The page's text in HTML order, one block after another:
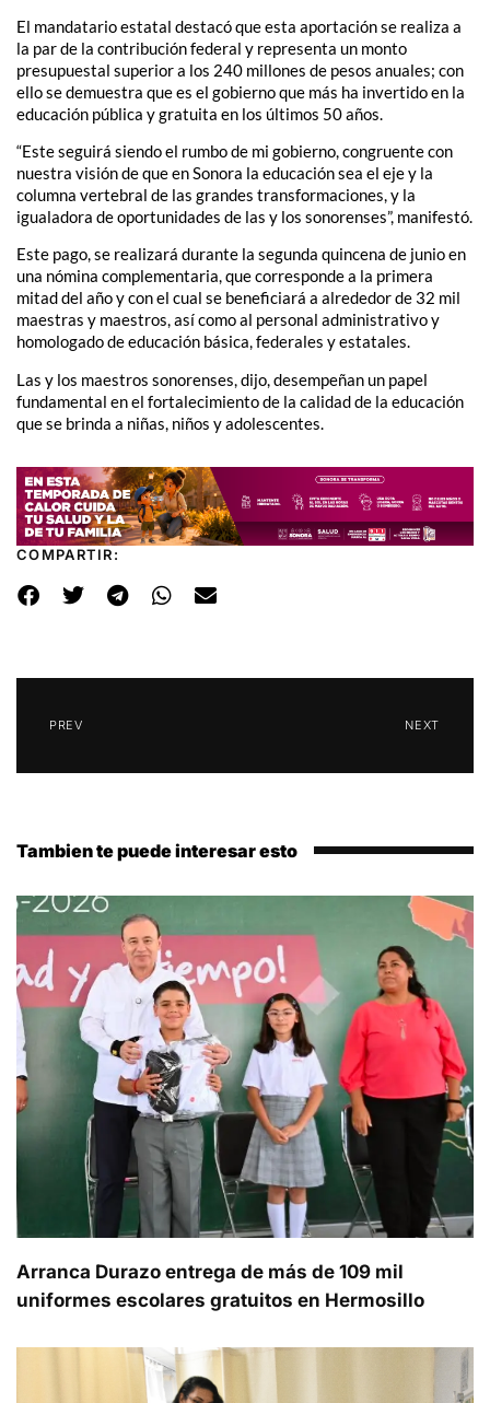
El mandatario estatal destacó que esta aportación se realiza a
la par de la contribución federal y representa un monto
presupuestal superior a los 240 millones de pesos anuales; con
ello se demuestra que es el gobierno que más ha invertido en la
educación pública y gratuita en los últimos 50 años.
“Este seguirá siendo el rumbo de mi gobierno, congruente con
nuestra visión de que en Sonora la educación sea el eje y la
columna vertebral de las grandes transformaciones, y la
igualadora de oportunidades de las y los sonorenses”, manifestó.
Este pago, se realizará durante la segunda quincena de junio en
una nómina complementaria, que corresponde a la primera
mitad del año y con el cual se beneficiará a alrededor de 32 mil
maestras y maestros, así como al personal administrativo y
homologado de educación básica, federales y estatales.
Las y los maestros sonorenses, dijo, desempeñan un papel
fundamental en el fortalecimiento de la calidad de la educación
que se brinda a niñas, niños y adolescentes.
COMPARTIR:
PREV NEXT
Tambien te puede interesar esto
Arranca Durazo entrega de más de 109 mil
uniformes escolares gratuitos en Hermosillo